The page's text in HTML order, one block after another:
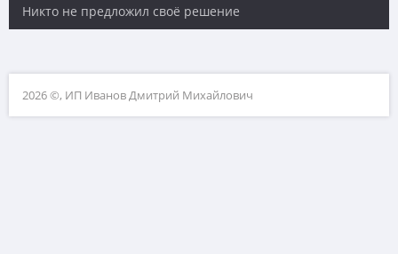
Никто не предложил своё решение
2026 ©, ИП Иванов Дмитрий Михайлович